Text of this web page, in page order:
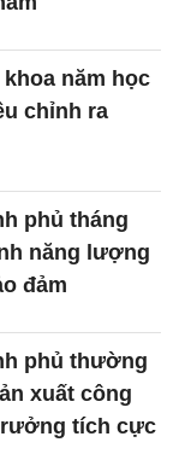
năm học
chỉnh ra
phủ tháng
năng lượng
đảm
phủ thường
xuất công
tích cực